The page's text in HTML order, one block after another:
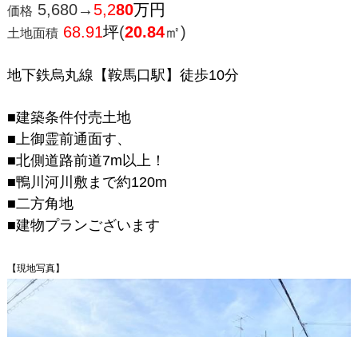
価格 5,680→ 5,280万円
土地面積 68.91坪(20.84㎡)
地下鉄烏丸線【鞍馬口駅】徒歩10分
■建築条件付売土地
■上御霊前通面す、​​​​​​
■北側道路前道7m以上！
■鴨川河川敷まで約120m
■二方角地
■建物プランございます
【現地写真】